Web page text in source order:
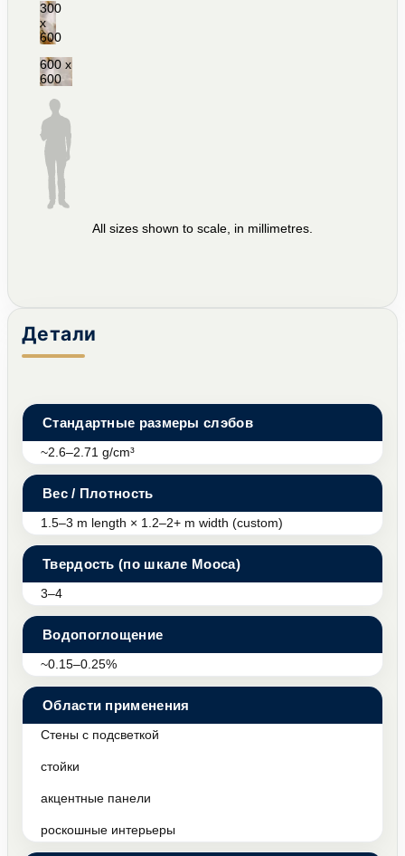
300
x
600
600 x
600
All sizes shown to scale, in millimetres.
Детали
Стандартные размеры слэбов
~2.6–2.71 g/cm³
Вес / Плотность
1.5–3 m length × 1.2–2+ m width (custom)
Твердость (по шкале Мооса)
3–4
Водопоглощение
~0.15–0.25%
Области применения
Стены с подсветкой
стойки
акцентные панели
роскошные интерьеры